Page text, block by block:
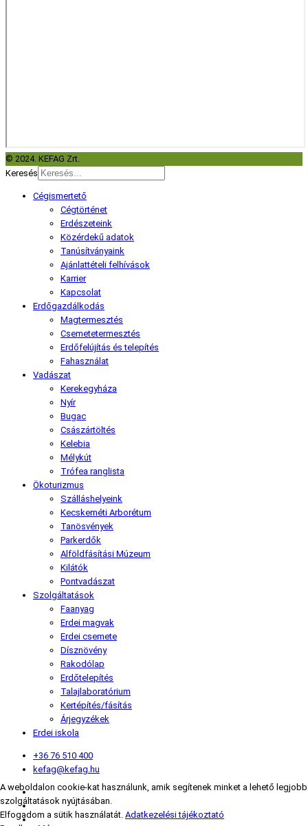
© 2024. KEFAG Zrt.
Keresés
Cégismertető
Cégtörténet
Erdészeteink
Közérdekű adatok
Tanúsítványaink
Ajánlattételi felhívások
Karrier
Kapcsolat
Erdőgazdálkodás
Magtermesztés
Csemetetermesztés
Erdőfelújítás és telepítés
Fahasználat
Vadászat
Kerekegyháza
Nyír
Bugac
Császártöltés
Kelebia
Mélykút
Trófea ranglista
Ökoturizmus
Szálláshelyeink
Kecskeméti Arborétum
Tanösvények
Parkerdők
Alföldfásítási Múzeum
Kilátók
Pontvadászat
Szolgáltatások
Faanyag
Erdei magvak
Erdei csemete
Dísznövény
Rakodólap
Erdőtelepítés
Talajlaboratórium
Kertépítés/fásítás
Árjegyzékek
Erdei iskola
+36 76 510 400
kefag@kefag.hu
A weboldalon cookie-kat használunk, amik segítenek minket a lehető legjobb
szolgáltatások nyújtásában.
Elfogadom a sütik használatát. Adatkezelési tájékoztató